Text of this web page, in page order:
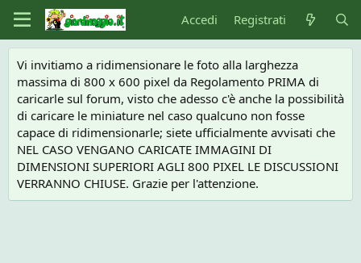
Accedi Registrati
Vi invitiamo a ridimensionare le foto alla larghezza
massima di 800 x 600 pixel da Regolamento PRIMA di
caricarle sul forum, visto che adesso c'è anche la possibilità
di caricare le miniature nel caso qualcuno non fosse
capace di ridimensionarle; siete ufficialmente avvisati che
NEL CASO VENGANO CARICATE IMMAGINI DI
DIMENSIONI SUPERIORI AGLI 800 PIXEL LE DISCUSSIONI
VERRANNO CHIUSE. Grazie per l'attenzione.